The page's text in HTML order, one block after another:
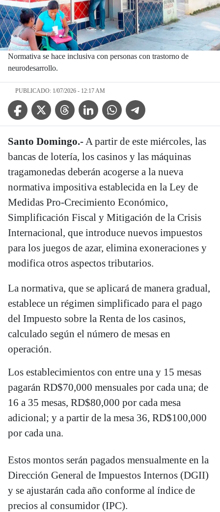
Normativa se hace inclusiva con personas con trastorno de
neurodesarrollo.
PUBLICADO: 1/07/2026 - 12:17 AM
Facebook IconTwitter IconThreads IconLinkedin IconWhatsApp IconTelegram Icon
Santo Domingo.- A partir de este miércoles, las
bancas de lotería, los casinos y las máquinas
tragamonedas deberán acogerse a la nueva
normativa impositiva establecida en la Ley de
Medidas Pro-Crecimiento Económico,
Simplificación Fiscal y Mitigación de la Crisis
Internacional, que introduce nuevos impuestos
para los juegos de azar, elimina exoneraciones y
modifica otros aspectos tributarios.
La normativa, que se aplicará de manera gradual,
establece un régimen simplificado para el pago
del Impuesto sobre la Renta de los casinos,
calculado según el número de mesas en
operación.
Los establecimientos con entre una y 15 mesas
pagarán RD$70,000 mensuales por cada una; de
16 a 35 mesas, RD$80,000 por cada mesa
adicional; y a partir de la mesa 36, RD$100,000
por cada una.
Estos montos serán pagados mensualmente en la
Dirección General de Impuestos Internos (DGII)
y se ajustarán cada año conforme al índice de
precios al consumidor (IPC).